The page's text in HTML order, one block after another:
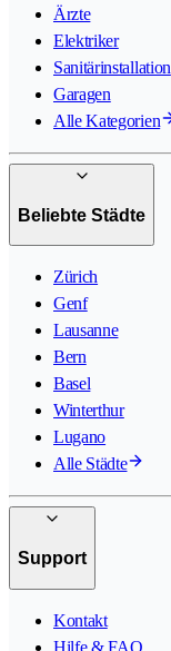
Ärzte
Elektriker
Sanitärinstallation
Garagen
Alle Kategorien
Beliebte Städte
Zürich
Genf
Lausanne
Bern
Basel
Winterthur
Lugano
Alle Städte
Support
Kontakt
Hilfe & FAQ